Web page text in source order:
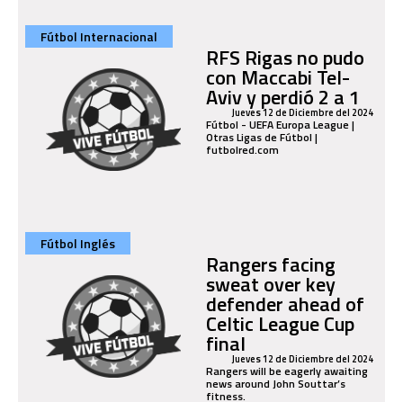
Fútbol Internacional
RFS Rigas no pudo
con Maccabi Tel-
Aviv y perdió 2 a 1
Jueves 12 de Diciembre del 2024
Fútbol - UEFA Europa League |
Otras Ligas de Fútbol |
futbolred.com
Fútbol Inglés
Rangers facing
sweat over key
defender ahead of
Celtic League Cup
finalJueves 12 de Diciembre del 2024
Rangers will be eagerly awaiting
news around John Souttar’s
fitness.